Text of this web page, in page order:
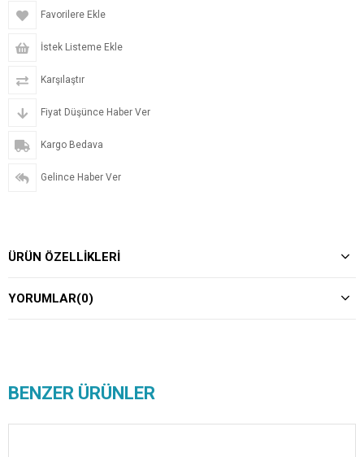
Favorilere Ekle
İstek Listeme Ekle
Karşılaştır
Fiyat Düşünce Haber Ver
Kargo Bedava
Gelince Haber Ver
ÜRÜN ÖZELLIKLERI
YORUMLAR(0)
BENZER ÜRÜNLER